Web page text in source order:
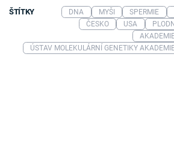
ŠTÍTKY DNA MYŠI SPERMIE
ČESKO
USA
ÚSTAV MOLEKULÁRNÍ GENETIKY